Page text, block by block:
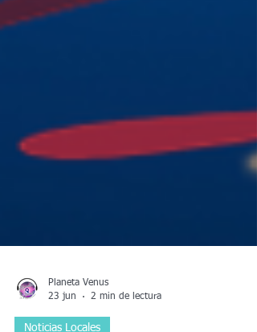
Planeta Venus